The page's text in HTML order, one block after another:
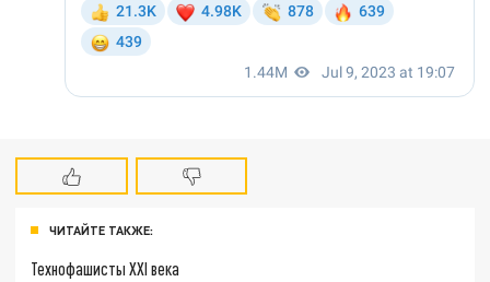
ЧИТАЙТЕ ТАКЖЕ:
Технофашисты XXI века